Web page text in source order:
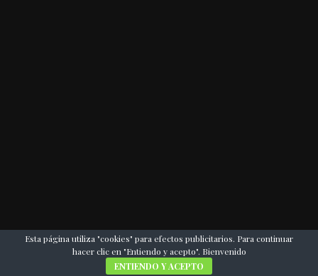
Esta página utiliza "cookies" para efectos publicitarios. Para continuar
hacer clic en "Entiendo y acepto". Bienvenido
ENTIENDO Y ACEPTO